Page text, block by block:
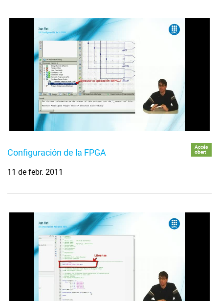
Configuración de la FPGA
Accés
obert
11 de febr. 2011